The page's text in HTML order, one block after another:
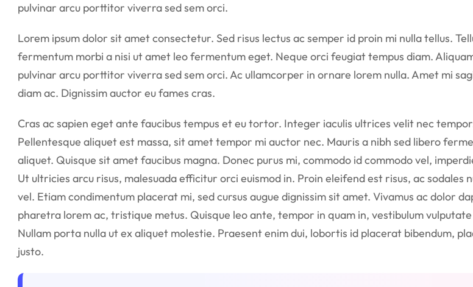
pulvinar arcu porttitor viverra sed sem orci.
Lorem ipsum dolor sit amet consectetur. Sed risus lectus ac semper id proin mi nulla tellus.
fermentum morbi a nisi ut amet leo fermentum eget. Neque orci feugiat tempus diam.
pulvinar arcu porttitor viverra sed sem orci. Ac ullamcorper in ornare lorem nulla. Amet mi
diam ac. Dignissim auctor eu fames cras.
Cras ac sapien eget ante faucibus tempus et eu tortor. Integer iaculis ultrices velit nec
Pellentesque aliquet est massa, sit amet tempor mi auctor nec. Mauris a nibh sed libero
aliquet. Quisque sit amet faucibus magna. Donec purus mi, commodo id commodo vel,
Ut ultricies arcu risus, malesuada efficitur orci euismod in. Proin eleifend est risus, ac sodales
vel. Etiam condimentum placerat mi, sed cursus augue dignissim sit amet. Vivamus ac dolor
pharetra lorem ac, tristique metus. Quisque leo ante, tempor in quam in, vestibulum
Nullam porta nulla ut ex aliquet molestie. Praesent enim dui, lobortis id placerat bibendum,
justo.